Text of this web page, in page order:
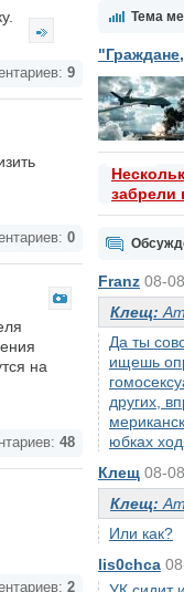
Тема
забрели
Franz 08-
Клещ:
Да ты
ищешь
других,
юбках
Клещ 08-
Клещ:
Или как?
lis0chca
9
0
на
48
2